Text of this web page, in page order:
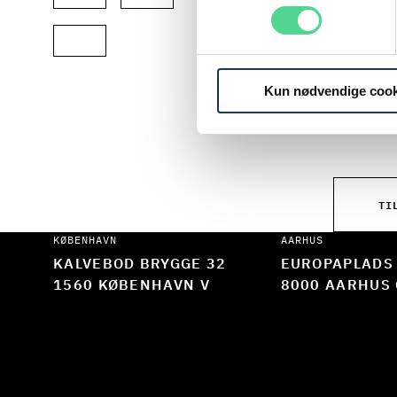
Kun nødvendige
Når du
ønsker
KØBENHAVN
KALVEBOD BRYGGE 32
1560 KØBENHAVN V
AARHUS
EUROPAPLADS
8000 AARHUS